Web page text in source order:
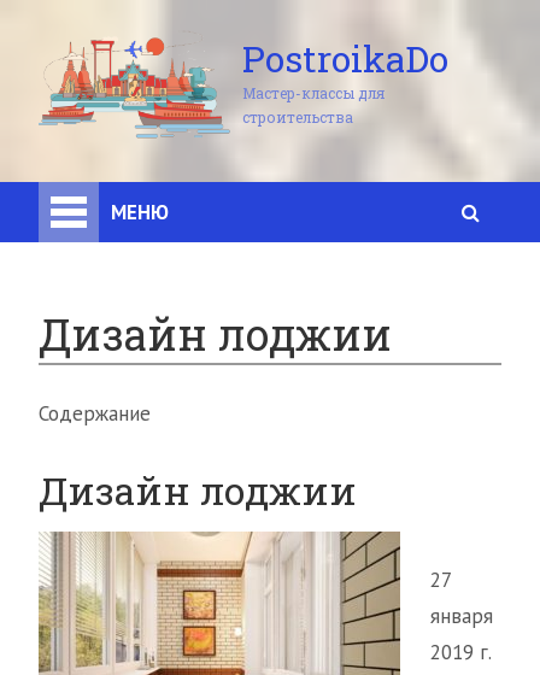
PostroikaDo
Мастер-классы для
строительства
МЕНЮ
Дизайн лоджии
Содержание
Дизайн лоджии
27
января
2019 г.